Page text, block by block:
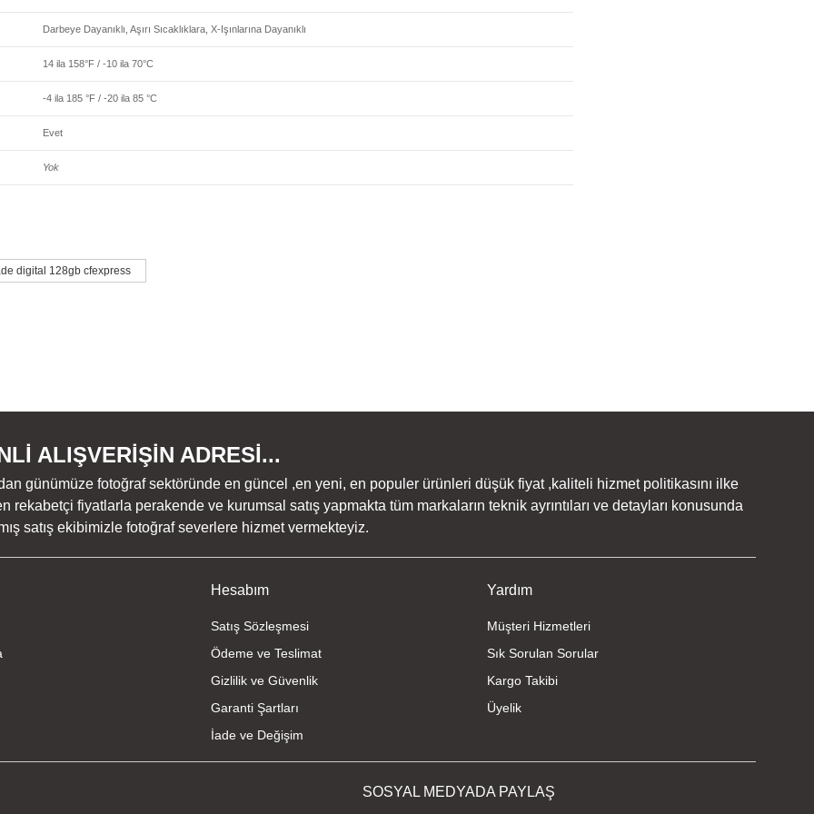
Darbeye Dayanıklı, Aşırı Sıcaklıklara, X-Işınlarına Dayanıklı
14 ila 158°F / -10 ila 70°C
-4 ila 185 °F / -20 ila 85 °C
Evet
Yok
Bu ürüne ilk yorumu siz yapın!
yetersiz gördüğünüz noktaları öneri formunu kullanarak tarafımıza iletebilirsiniz.
digital 128gb cfexpress
ALIŞVERİŞİN ADRESİ...
günümüze fotoğraf sektöründe en güncel ,en yeni, en populer ürünleri düşük fiyat ,kaliteli hizmet politikasını ilke
rekabetçi fiyatlarla perakende ve kurumsal satış yapmakta tüm markaların teknik ayrıntıları ve detayları konusunda
satış ekibimizle fotoğraf severlere hizmet vermekteyiz.
Hesabım
Satış Sözleşmesi
Ödeme ve Teslimat
Gizlilik ve Güvenlik
Garanti Şartları
İade ve Değişim
Yardım
Müşteri Hizmetleri
Sık Sorulan Sorular
Kargo Takibi
Üyelik
SOSYAL MEDYADA PAYLAŞ